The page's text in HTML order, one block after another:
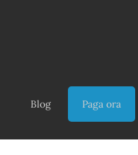
Blog Paga ora